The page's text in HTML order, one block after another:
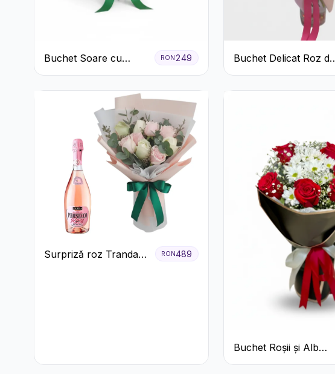
Buchet Soare cu
Crizanteme Galbene și
RON249
Buchet Delicat Roz de
primăvară
Surpriză roz Trandafiri
RON 489
Buchet Roșii și Alb
Clasic